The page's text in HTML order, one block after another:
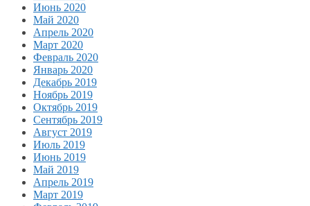
Июнь 2020
Май 2020
Апрель 2020
Март 2020
Февраль 2020
Январь 2020
Декабрь 2019
Ноябрь 2019
Октябрь 2019
Сентябрь 2019
Август 2019
Июль 2019
Июнь 2019
Май 2019
Апрель 2019
Март 2019